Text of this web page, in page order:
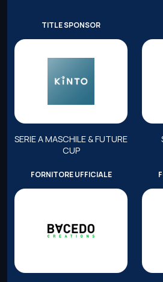
TITLE SPONSOR
SERIE A MASCHILE & FUTURE
CUP
FORNITORE UFFICIALE